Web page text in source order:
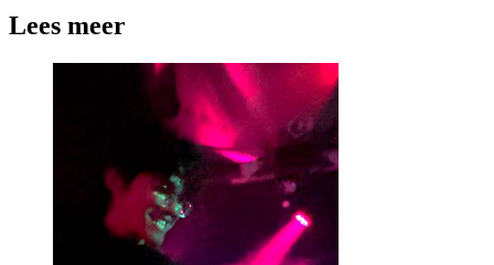
Lees meer